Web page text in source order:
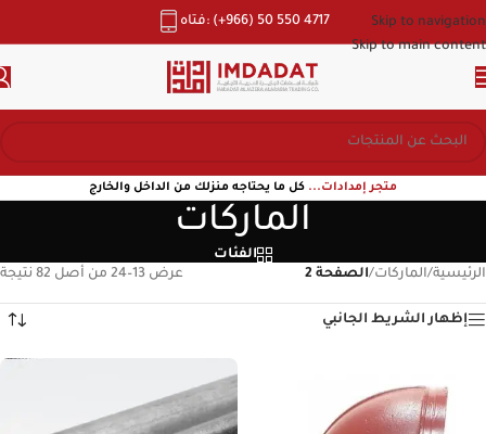
Skip to navigation
Skip to main content
هاتف: (+966) 50 550 4717
متجر إمدادات... كل ما يحتاجه منزلك من الداخل والخارج
الماركات
الفئات
الرئيسية/الماركات/الصفحة 2 عرض 13–24 من أصل 82 نتيجة
إظهار الشريط الجانبي